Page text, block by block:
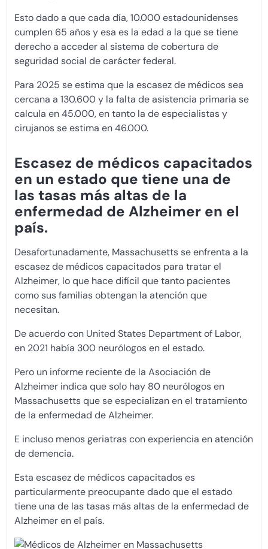
Esto dado a que cada día, 10.000 estadounidenses
cumplen 65 años y esa es la edad a la que se tiene
derecho a acceder al sistema de cobertura de
seguridad social de carácter federal.
Para 2025 se estima que la escasez de médicos sea
cercana a 130.600 y la falta de asistencia primaria se
calcula en 45.000, en tanto la de especialistas y
cirujanos se estima en 46.000.
Escasez de médicos capacitados
en un estado que tiene una de
las tasas más altas de la
enfermedad de Alzheimer en el
país.
Desafortunadamente, Massachusetts se enfrenta a la
escasez de médicos capacitados para tratar el
Alzheimer, lo que hace difícil que tanto pacientes
como sus familias obtengan la atención que
necesitan.
De acuerdo con United States Department of Labor,
en 2021 había 300 neurólogos en el estado.
Pero un informe reciente de la Asociación de
Alzheimer indica que solo hay 80 neurólogos en
Massachusetts que se especializan en el tratamiento
de la enfermedad de Alzheimer.
E incluso menos geriatras con experiencia en atención
de demencia.
Esta escasez de médicos capacitados es
particularmente preocupante dado que el estado
tiene una de las tasas más altas de la enfermedad de
Alzheimer en el país.